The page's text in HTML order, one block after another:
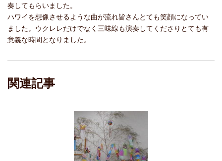
奏してもらいました。
ハワイを想像させるような曲が流れ皆さんとても笑顔になってい
ました。ウクレレだけでなく三味線も演奏してくださりとても有
意義な時間となりました。
関連記事